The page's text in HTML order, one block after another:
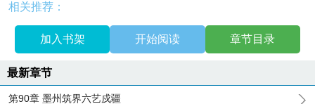
相关推荐：
加入书架 开始阅读 章节目录
最新章节
第90章 墨州筑界六艺戍疆